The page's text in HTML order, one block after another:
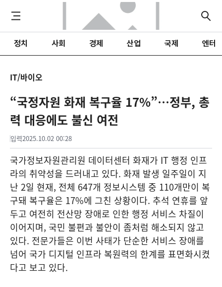
정치 사회 경제 산업 국제 엔터
IT/바이오
“국정자원 화재 복구율 17%”…정부, 총
력 대응에도 불신 여전
입력2025.10.02 00:28
국가정보자원관리원 데이터센터 화재가 IT 행정 인프
라의 취약성을 드러내고 있다. 화재 발생 일주일이 지
난 2일 현재, 전체 647개 정보시스템 중 110개만이 복
구돼 복구율은 17%에 그친 상황이다. 추석 연휴를 앞
두고 여전히 전산망 장애로 인한 행정 서비스 차질이
이어지며, 국민 불편과 불안이 좀처럼 해소되지 않고
있다. 전문가들은 이번 사태가 단순한 서비스 장애를
넘어 국가 디지털 인프라 복원력의 한계를 표면화시켰
다고 보고 있다.